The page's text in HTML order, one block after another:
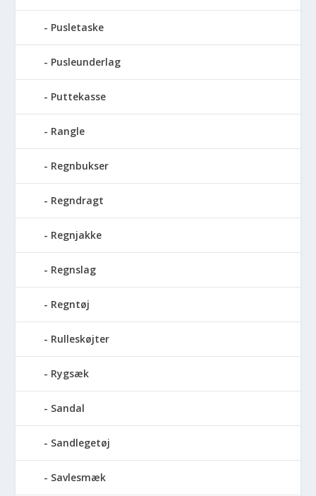
Pusletaske
Pusleunderlag
Puttekasse
Rangle
Regnbukser
Regndragt
Regnjakke
Regnslag
Regntøj
Rulleskøjter
Rygsæk
Sandal
Sandlegetøj
Savlesmæk